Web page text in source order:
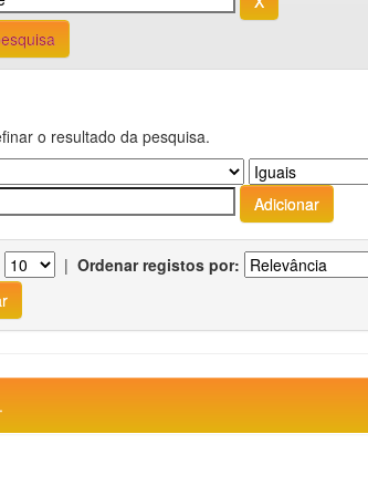
o resultado da pesquisa.
| Ordenar registos por: